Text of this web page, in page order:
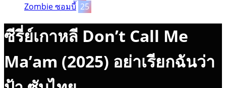
Zombie ซอมบี้ 25
ซีรี่ย์เกาหลี Don’t Call Me
Ma’am (2025) อย่าเรียกฉันว่า